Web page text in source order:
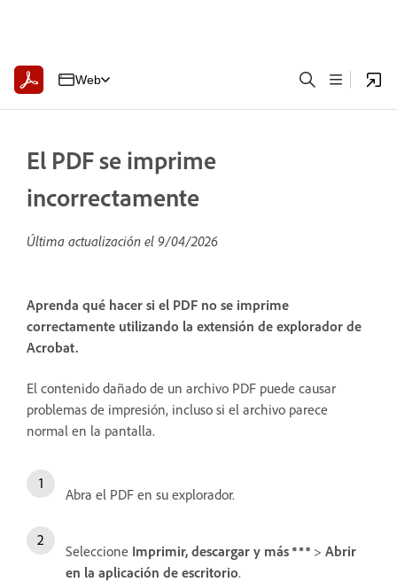
Web
El PDF se imprime
incorrectamente
Última actualización el 9/04/2026
Aprenda qué hacer si el PDF no se imprime
correctamente utilizando la extensión de explorador de
Acrobat.
El contenido dañado de un archivo PDF puede causar
problemas de impresión, incluso si el archivo parece
normal en la pantalla.
Abra el PDF en su explorador.
Seleccione Imprimir, descargar y más > Abrir
en la aplicación de escritorio.